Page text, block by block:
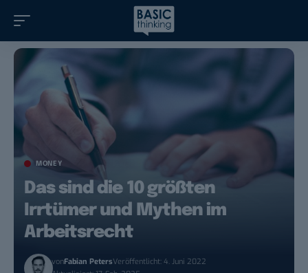
MONEY
Das sind die 10 größten
Irrtümer und Mythen im
Arbeitsrecht
vonFabian PetersVeröffentlicht: 4. Juni 2022